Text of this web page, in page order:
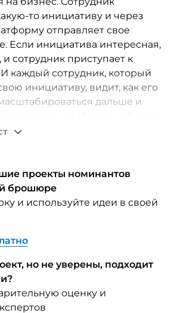
то инициативу и через
отправляет свое
Если инициатива интересная,
сотрудник приступает к
каждый сотрудник, который
инициативу, видит, как его
дальше и
влияет на результат.
зарабатывают баллы
эти баллы на призы.
проекта:
эффект проекта в первый
396000 человеко-часов
было оптимизировано.
проекты номинантов
брошюре
и используйте идеи в своей
но не уверены, подходит
оценку и